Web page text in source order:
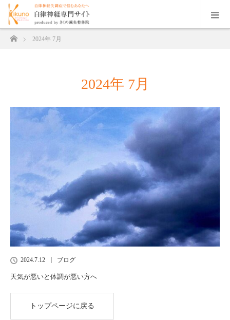
ホーム2024年 7月
2024年 7月
2024.7.12 ブログ
天気が悪いと体調が悪い方へ
トップページに戻る